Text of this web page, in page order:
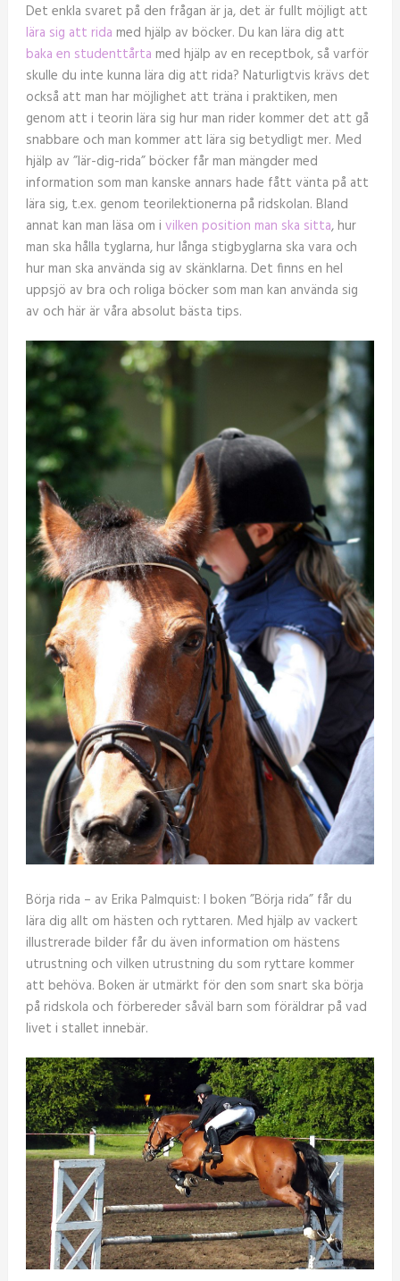
Det enkla svaret på den frågan är ja, det är fullt möjligt att
lära sig att rida med hjälp av böcker. Du kan lära dig att
baka en studenttårta med hjälp av en receptbok, så varför
skulle du inte kunna lära dig att rida? Naturligtvis krävs det
också att man har möjlighet att träna i praktiken, men
genom att i teorin lära sig hur man rider kommer det att gå
snabbare och man kommer att lära sig betydligt mer. Med
hjälp av ”lär-dig-rida” böcker får man mängder med
information som man kanske annars hade fått vänta på att
lära sig, t.ex. genom teorilektionerna på ridskolan. Bland
annat kan man läsa om i vilken position man ska sitta, hur
man ska hålla tyglarna, hur långa stigbyglarna ska vara och
hur man ska använda sig av skänklarna. Det finns en hel
uppsjö av bra och roliga böcker som man kan använda sig
av och här är våra absolut bästa tips.
Börja rida – av Erika Palmquist: I boken ”Börja rida” får du
lära dig allt om hästen och ryttaren. Med hjälp av vackert
illustrerade bilder får du även information om hästens
utrustning och vilken utrustning du som ryttare kommer
att behöva. Boken är utmärkt för den som snart ska börja
på ridskola och förbereder såväl barn som föräldrar på vad
livet i stallet innebär.